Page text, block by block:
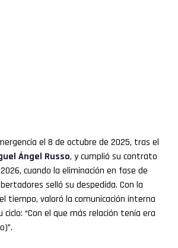
el 8 de octubre de 2025, tras el
Ángel Russo, y cumplió su contrato
cuando la eliminación en fase de
selló su despedida. Con la
tiempo, valoró la comunicación interna
“Con el que más relación tenía era